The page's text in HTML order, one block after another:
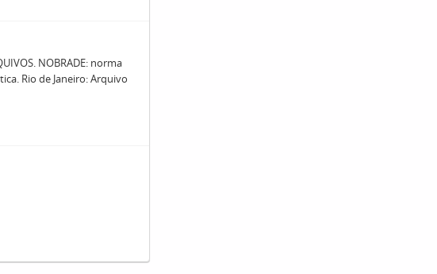
NOBRADE: norma
Rio de Janeiro: Arquivo